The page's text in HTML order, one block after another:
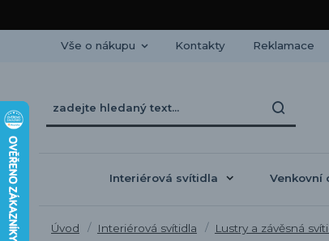
Vše o nákupu Kontakty Reklamace
Interiérová svítidla Venkovní
Úvod Interiérová svítidla Lustry a závěsná